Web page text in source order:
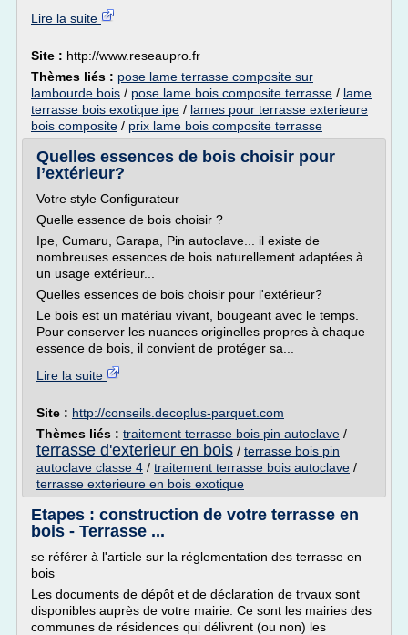
Lire la suite
Site : http://www.reseaupro.fr
Thèmes liés : pose lame terrasse composite sur
lambourde bois / pose lame bois composite terrasse / lame
terrasse bois exotique ipe / lames pour terrasse exterieure
bois composite / prix lame bois composite terrasse
Quelles essences de bois choisir pour
l’extérieur?
Votre style Configurateur
Quelle essence de bois choisir ?
Ipe, Cumaru, Garapa, Pin autoclave... il existe de
nombreuses essences de bois naturellement adaptées à
un usage extérieur...
Quelles essences de bois choisir pour l'extérieur?
Le bois est un matériau vivant, bougeant avec le temps.
Pour conserver les nuances originelles propres à chaque
essence de bois, il convient de protéger sa...
Lire la suite
Site : http://conseils.decoplus-parquet.com
Thèmes liés : traitement terrasse bois pin autoclave /
terrasse d'exterieur en bois / terrasse bois pin
autoclave classe 4 / traitement terrasse bois autoclave /
terrasse exterieure en bois exotique
Etapes : construction de votre terrasse en
bois - Terrasse ...
se référer à l'article sur la réglementation des terrasse en
bois
Les documents de dépôt et de déclaration de trvaux sont
disponibles auprès de votre mairie. Ce sont les mairies des
communes de résidences qui délivrent (ou non) les